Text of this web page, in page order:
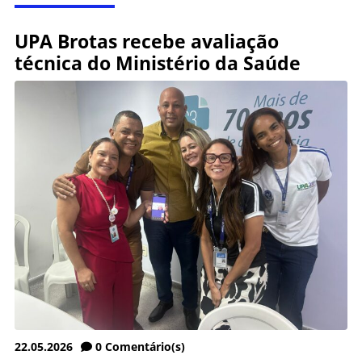
UPA Brotas recebe avaliação
técnica do Ministério da Saúde
22.05.2026 0 Comentário(s)